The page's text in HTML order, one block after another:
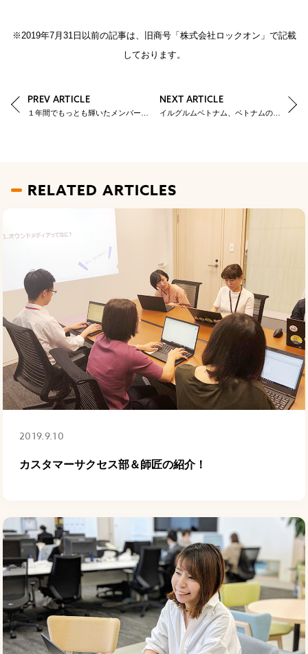
※2019年7月31日以前の記事は、旧商号「株式会社ロックオン」で記載
しております。
PREV ARTICLE NEXT ARTICLE
RELATED ARTICLES
2019.9.10
カスタマーサクセス部＆師匠の紹介！